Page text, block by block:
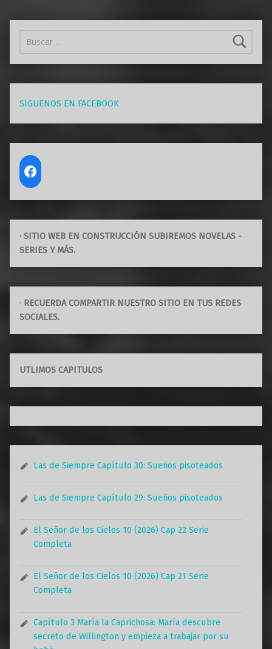
SIGUENOS EN FACEBOOK
· SITIO WEB EN CONSTRUCCIÓN SUBIREMOS NOVELAS -
SERIES Y MÁS.
· RECUERDA COMPARTIR NUESTRO SITIO EN TUS REDES
SOCIALES.
UTLIMOS CAPITULOS
Las de Siempre Capítulo 30: Sueños pisoteados
Las de Siempre Capítulo 29: Sueños pisoteados
El Señor de los Cielos 10 (2026) Cap 22 Serie
Completa
El Señor de los Cielos 10 (2026) Cap 21 Serie
Completa
Capítulo 3 María la Caprichosa: María descubre
secreto de Willington y empieza a trabajar por su